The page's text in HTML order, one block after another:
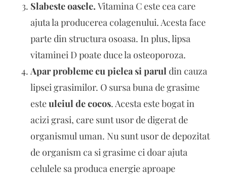
Slabeste oasele. Vitamina C este cea care
ajuta la producerea colagenului. Acesta face
parte din structura osoasa. In plus, lipsa
vitaminei D poate duce la osteoporoza.
Apar probleme cu pielea si parul din cauza
lipsei grasimilor. O sursa buna de grasime
esteuleiul de cocos. Acesta este bogat in
acizi grasi, care sunt usor de digerat de
organismul uman. Nu sunt usor de depozitat
de organism ca si grasime ci doar ajuta
celulele sa produca energie aproape